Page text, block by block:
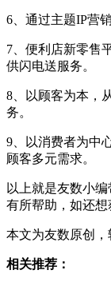
6、通过主题IP营
7、便利店新零售
供闪电送服务。
8、以顾客为本，
务。
9、以消费者为中
顾客多元需求。
以上就是友数小
有所帮助，如还
本文为友数原创
相关推荐：